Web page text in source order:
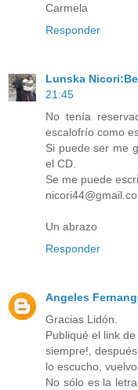
Carmela
Responder
Lunska
21:45
No tenía
escalofrío como
Si puede ser me
el CD.
Se me puede
Un abrazo
Responder
Angeles
Gracias Lidón.
Publiqué el link
siempre!,
lo escucho,
No sólo es la